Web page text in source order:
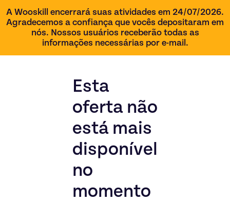
A Wooskill encerrará suas atividades em 24/07/2026.
Agradecemos a confiança que vocês depositaram em
nós. Nossos usuários receberão todas as
informações necessárias por e-mail.
Esta
oferta não
está mais
disponível
no
momento